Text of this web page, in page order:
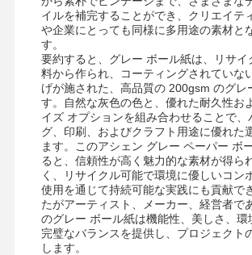
家 製品 ビデオ
イルを補完することができ、クリエイテ
や企業にとっても同様に多用途の素材と
す。
要約すると、グレー ボール紙は、リサイ
料から作られ、コーティングされていな
げが施された、高品質の 200gsm のグレ
す。自然な灰色の色と、優れた耐久性お
イズ オプションを組み合わせることで、
グ、印刷、およびクラフト用途に優れた
ます。このアシェン グレー ペーパー ボ
ると、信頼性が高く魅力的な素材が得ら
く、リサイクル可能で環境に優しいコン
使用を通じて持続可能な実践にも貢献で
たがアーティスト、メーカー、経営者で
のグレー ボール紙は機能性、美しさ、環
完璧なバランスを提供し、プロジェクト
します。